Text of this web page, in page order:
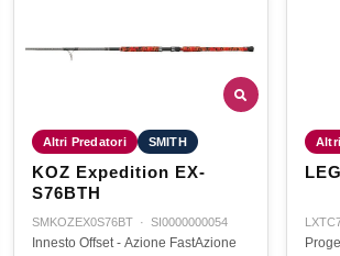
Altri Predatori SMITH
KOZ Expedition EX-
S76BTH
SMKOZEX0S76BT · SI0000000054
Innesto Offset - Azione FastAzione